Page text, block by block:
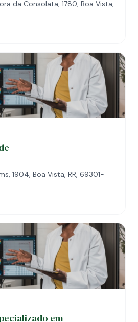
da Consolata, 1780, Boa Vista,
1904, Boa Vista, RR, 69301-
em